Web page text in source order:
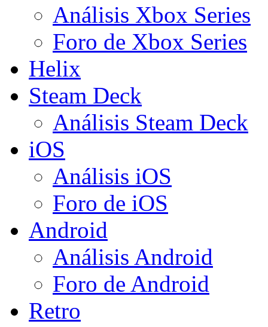
Análisis Xbox Series
Foro de Xbox Series
Helix
Steam Deck
Análisis Steam Deck
iOS
Análisis iOS
Foro de iOS
Android
Análisis Android
Foro de Android
Retro